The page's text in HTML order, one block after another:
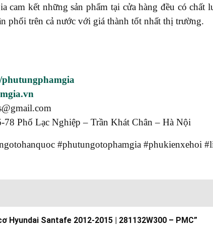
cam kết những sản phẩm tại cửa hàng đều có
phối trên cả nước với giá thành tốt nhất thị trường.
phutungphamgia
78 Phố Lạc Nghiệp – Trần Khát Chân – Hà Nội
#phutungotophamgia #phukienxehoi
Santafe 2012-2015 | 281132W300 – PMC”